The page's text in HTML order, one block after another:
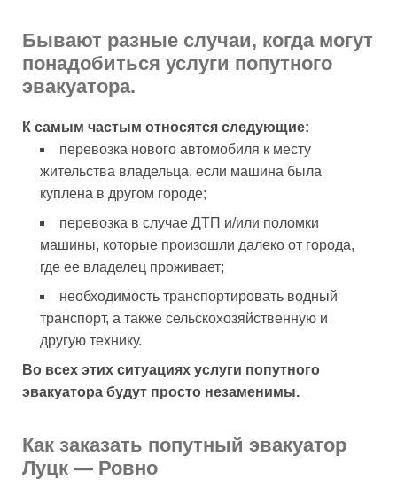
Бывают разные случаи, когда могут
понадобиться услуги попутного
эвакуатора.
К самым частым относятся следующие:
перевозка нового автомобиля к месту
жительства владельца, если машина была
куплена в другом городе;
перевозка в случае ДТП и/или поломки
машины, которые произошли далеко от города,
где ее владелец проживает;
необходимость транспортировать водный
транспорт, а также сельскохозяйственную и
другую технику.
Во всех этих ситуациях услуги попутного
эвакуатора будут просто незаменимы.
Как заказать попутный эвакуатор
Луцк — Ровно